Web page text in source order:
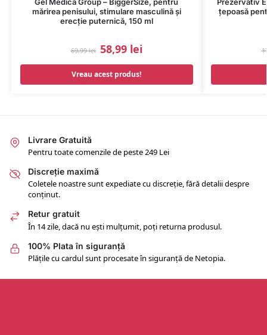
mărirea penisului, stimulare masculină și
erecție puternică, 150 ml
69,99lei 58,99 lei
Vreau acest produs!
țepoasă
Livrare Gratuită
Pentru toate comenzile de peste 249 Lei
Discreție maximă
Coletele noastre sunt expediate cu discreție, fără detalii despre
conținut.
Retur gratuit
În 14 zile, dacă nu ești mulțumit, poți returna produsul.
100% Plata în siguranță
Plățile cu cardul sunt procesate în siguranță de Netopia.